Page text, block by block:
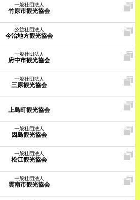
一般社団法人
竹原市観光協会
公益社団法人
今治地方観光協会
一般社団法人
府中市観光協会
一般社団法人
三原観光協会
上島町観光協会
一般社団法人
因島観光協会
一般社団法人
松江観光協会
一般社団法人
雲南市観光協会